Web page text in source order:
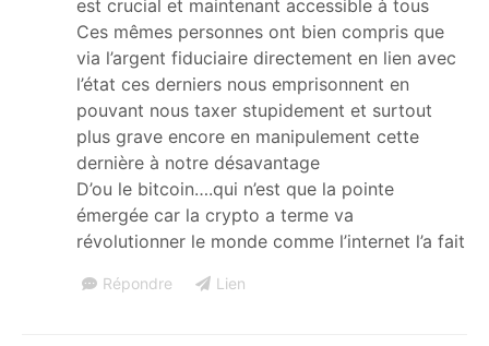
est crucial et maintenant accessible à tous
Ces mêmes personnes ont bien compris que
via l’argent fiduciaire directement en lien avec
l’état ces derniers nous emprisonnent en
pouvant nous taxer stupidement et surtout
plus grave encore en manipulement cette
dernière à notre désavantage
D’ou le bitcoin….qui n’est que la pointe
émergée car la crypto a terme va
révolutionner le monde comme l’internet l’a fait
Répondre Lien